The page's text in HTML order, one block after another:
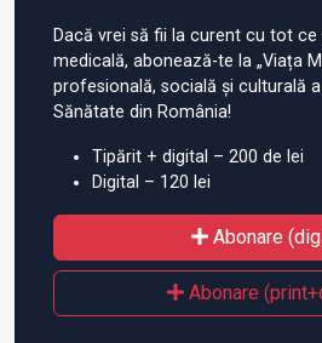
Dacă vrei să fii la curent cu tot
medicală, abonează-te la „Viața
profesională, socială și culturală
Sănătate din România!
Tipărit + digital – 200 de lei
Digital – 120 lei
Abonare
Abonare